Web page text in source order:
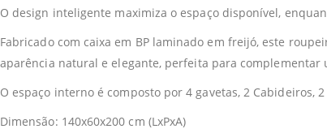
O design inteligente maximiza o espaço disponível,
Fabricado com caixa em BP laminado em freijó, este
aparência natural e elegante, perfeita para complementar
O espaço interno é composto por 4 gavetas, 2
Dimensão: 140x60x200 cm (LxPxA)